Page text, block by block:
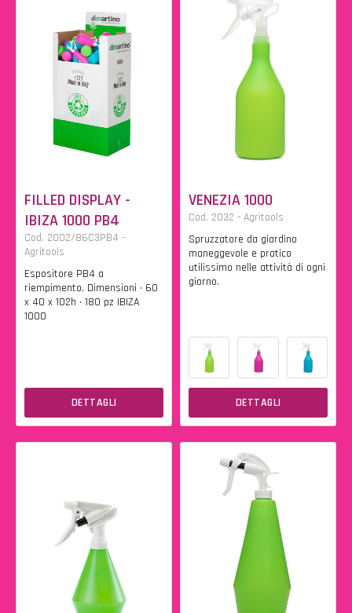
FILLED DISPLAY -
IBIZA 1000 PB4
Cod. 2002/86C3PB4 -
Agritools
Espositore PB4 a
riempimento. Dimensioni • 60
x 40 x 102h • 180 pz IBIZA
1000
DETTAGLI
VENEZIA 1000
Cod. 2032 - Agritools
Spruzzatore da giardino
maneggevole e pratico
utilissimo nelle attività di ogni
giorno.
DETTAGLI